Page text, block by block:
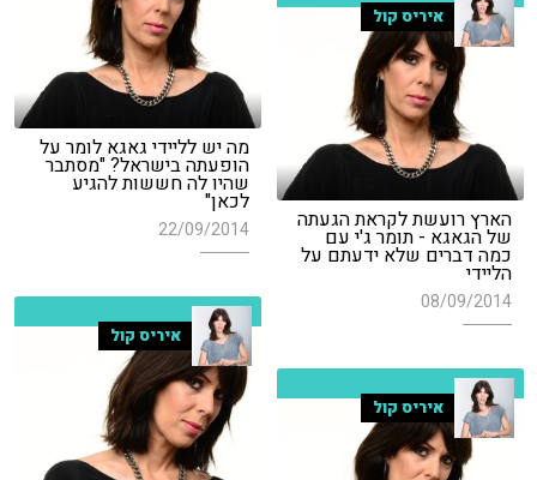
מה יש לליידי גאגא לומר על
הופעתה בישראל? "מסתבר
שהיו לה חששות להגיע
לכאן"
22/09/2014
איריס קול
הארץ רועשת לקראת הגעתה
של הגאגא - תומר ג'י עם
כמה דברים שלא ידעתם על
הליידי
08/09/2014
איריס קול
איריס קול